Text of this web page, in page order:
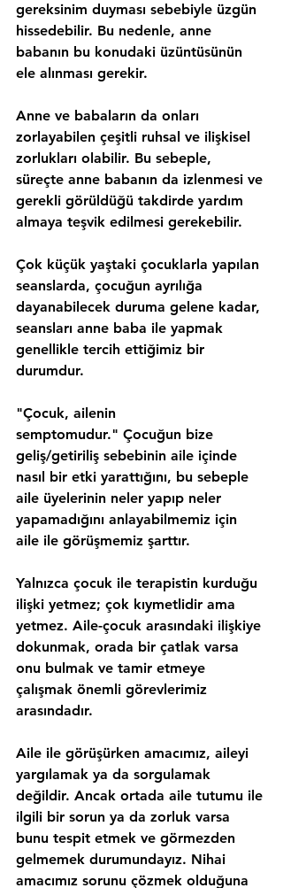
gereksinim duyması sebebiyle üzgün
hissedebilir. Bu nedenle, anne
babanın bu konudaki üzüntüsünün
ele alınması gerekir.
Anne ve babaların da onları
zorlayabilen çeşitli ruhsal ve ilişkisel
zorlukları olabilir. Bu sebeple,
süreçte anne babanın da izlenmesi ve
gerekli görüldüğü takdirde yardım
almaya teşvik edilmesi gerekebilir.
Çok küçük yaştaki çocuklarla yapılan
seanslarda, çocuğun ayrılığa
dayanabilecek duruma gelene kadar,
seansları anne baba ile yapmak
genellikle tercih ettiğimiz bir
durumdur.
"Çocuk, ailenin
semptomudur." Çocuğun bize
geliş/getiriliş sebebinin aile içinde
nasıl bir etki yarattığını, bu sebeple
aile üyelerinin neler yapıp neler
yapamadığını anlayabilmemiz için
aile ile görüşmemiz şarttır.
Yalnızca çocuk ile terapistin kurduğu
ilişki yetmez; çok kıymetlidir ama
yetmez. Aile-çocuk arasındaki ilişkiye
dokunmak, orada bir çatlak varsa
onu bulmak ve tamir etmeye
çalışmak önemli görevlerimiz
arasındadır.
Aile ile görüşürken amacımız, aileyi
yargılamak ya da sorgulamak
değildir. Ancak ortada aile tutumu ile
ilgili bir sorun ya da zorluk varsa
bunu tespit etmek ve görmezden
gelmemek durumundayız. Nihai
amacımız sorunu çözmek olduğuna